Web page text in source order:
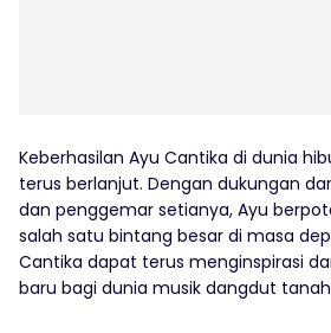
Keberhasilan Ayu Cantika di dunia
terus berlanjut. Dengan dukungan
dan penggemar setianya, Ayu
salah satu bintang besar di masa
Cantika dapat terus menginspirasi
baru bagi dunia musik dangdut